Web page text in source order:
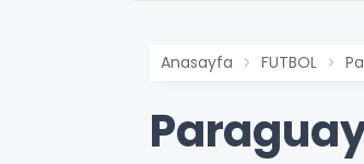
Anasayfa FUTBOL